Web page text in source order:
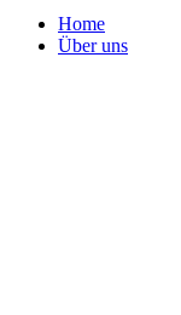
Home
Über uns